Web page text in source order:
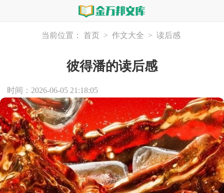
当前位置： 首页 > 作文大全 > 读后感
彼得潘的读后感
时间：2026-06-05 21:18:05